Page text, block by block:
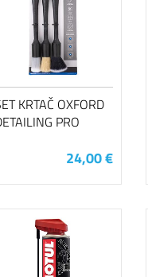
KRTAČ OXFORD
PRO
24,00 €